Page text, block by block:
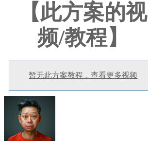
【此方案的视
频/教程】
暂无此方案教程，查看更多视频